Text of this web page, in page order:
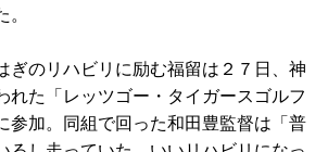
ぎのリハビリに励む福留は２７日、神
れた「レッツゴー・タイガースゴルフ
参加。同組で回った和田豊監督は「普